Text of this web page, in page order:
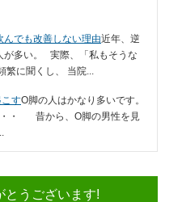
でも改善しない理由近年、逆
が多い。 実際、「私もそうな
繁に聞くし、 当院...
すO脚の人はかなり多いです。
・・ 昔から、O脚の男性を見
とうございます!